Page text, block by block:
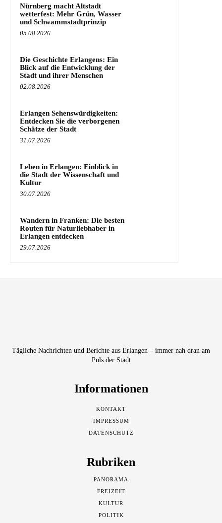
Nürnberg macht Altstadt
wetterfest: Mehr Grün, Wasser
und Schwammstadtprinzip
05.08.2026
Die Geschichte Erlangens: Ein
Blick auf die Entwicklung der
Stadt und ihrer Menschen
02.08.2026
Erlangen Sehenswürdigkeiten:
Entdecken Sie die verborgenen
Schätze der Stadt
31.07.2026
Leben in Erlangen: Einblick in
die Stadt der Wissenschaft und
Kultur
30.07.2026
Wandern in Franken: Die besten
Routen für Naturliebhaber in
Erlangen entdecken
29.07.2026
Tägliche Nachrichten und Berichte aus Erlangen – immer nah dran am
Puls der Stadt
Informationen
KONTAKT
IMPRESSUM
DATENSCHUTZ
Rubriken
PANORAMA
FREIZEIT
KULTUR
POLITIK